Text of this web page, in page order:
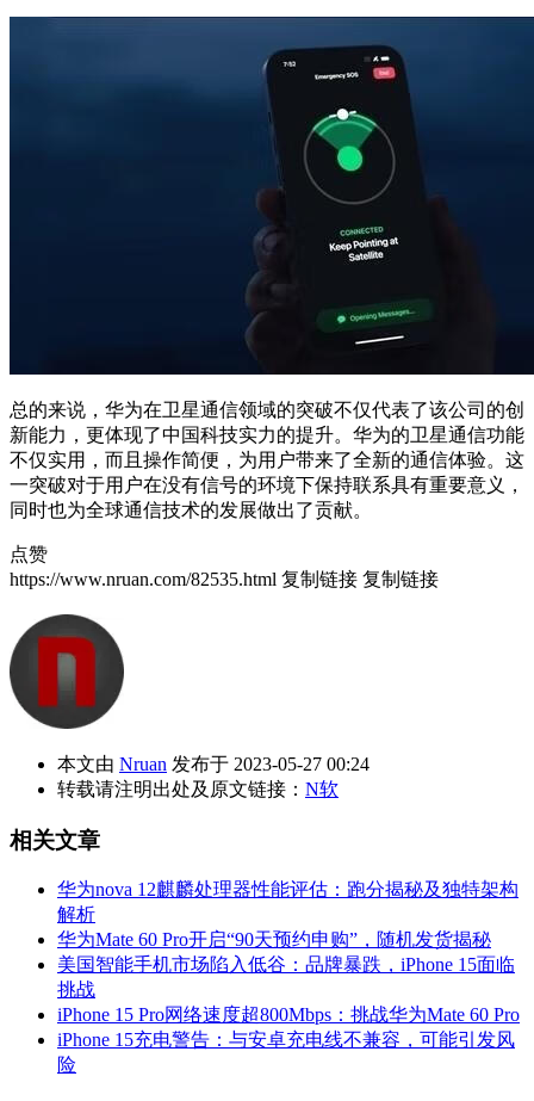
总的来说，华为在卫星通信领域的突破不仅代表了该公司的创
新能力，更体现了中国科技实力的提升。华为的卫星通信功能
不仅实用，而且操作简便，为用户带来了全新的通信体验。这
一突破对于用户在没有信号的环境下保持联系具有重要意义，
同时也为全球通信技术的发展做出了贡献。
点赞
https://www.nruan.com/82535.html 复制链接 复制链接
本文由 Nruan 发布于 2023-05-27 00:24
转载请注明出处及原文链接： N软
相关文章
华为nova 12麒麟处理器性能评估：跑分揭秘及独特架构
解析
华为Mate 60 Pro开启“90天预约申购”，随机发货揭秘
美国智能手机市场陷入低谷：品牌暴跌，iPhone 15面临
挑战
iPhone 15 Pro网络速度超800Mbps：挑战华为Mate 60 Pro
iPhone 15充电警告：与安卓充电线不兼容，可能引发风
险